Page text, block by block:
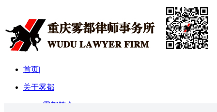
首页|
关于雾都|
雾都简介